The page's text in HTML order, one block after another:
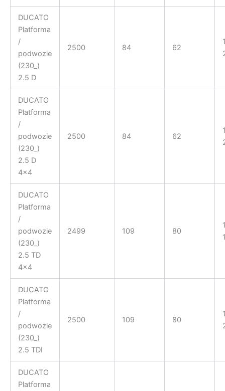
DUCATO
Platforma
/
podwozie
(230_)
2.5 D
2500 84 62
DUCATO
Platforma
/
podwozie
(230_)
2.5 D
4×4
2500 84 62
DUCATO
Platforma
/
podwozie
(230_)
2.5 TD
4×4
2499 109 80
DUCATO
Platforma
/
podwozie
(230_)
2.5 TDI
2500 109 80
DUCATO
Platforma